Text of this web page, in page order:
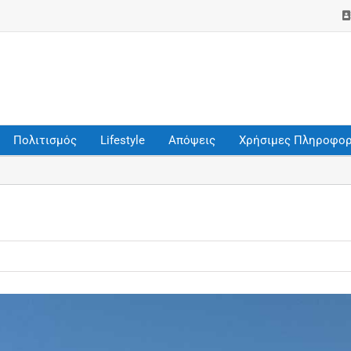
Πολιτισμός Lifestyle Απόψεις Χρήσιμες